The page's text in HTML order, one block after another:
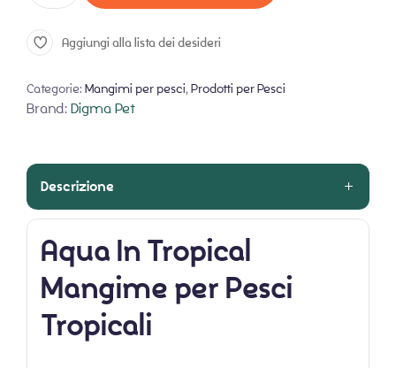
Aggiungi alla lista dei desideri
Categorie: Mangimi per pesci, Prodotti per Pesci
Brand:Digma Pet
Descrizione
Aqua In Tropical
Mangime per Pesci
Tropicali